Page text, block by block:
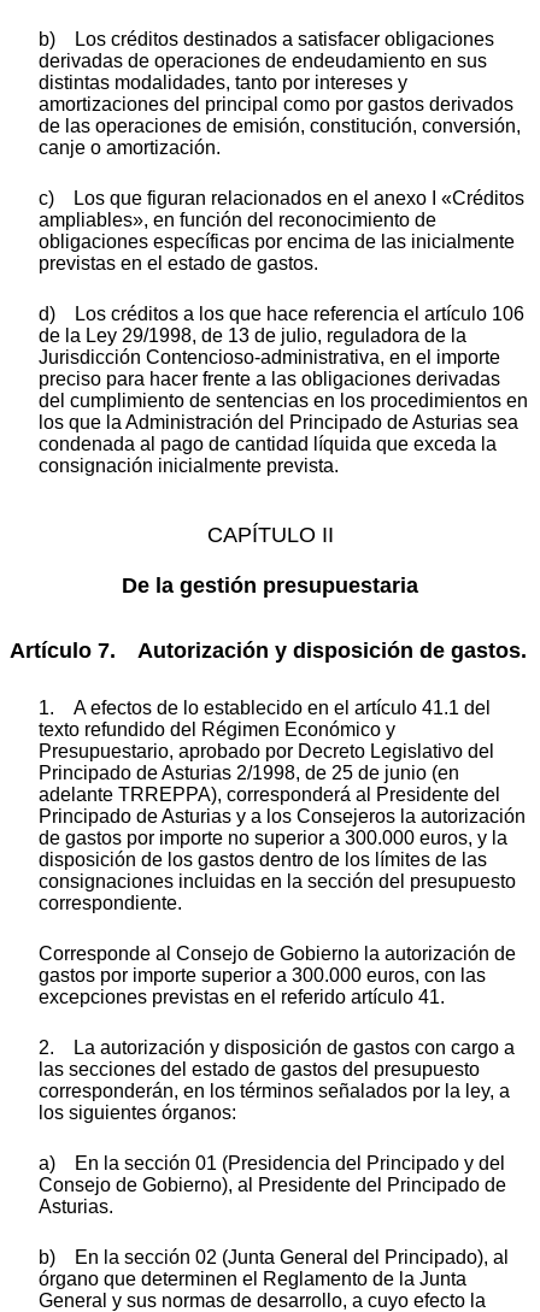
b) Los créditos destinados a satisfacer obligaciones
derivadas de operaciones de endeudamiento en sus
distintas modalidades, tanto por intereses y
amortizaciones del principal como por gastos derivados
de las operaciones de emisión, constitución, conversión,
canje o amortización.
c) Los que figuran relacionados en el anexo I «Créditos
ampliables», en función del reconocimiento de
obligaciones específicas por encima de las inicialmente
previstas en el estado de gastos.
d) Los créditos a los que hace referencia el artículo 106
de la Ley 29/1998, de 13 de julio, reguladora de la
Jurisdicción Contencioso-administrativa, en el importe
preciso para hacer frente a las obligaciones derivadas
del cumplimiento de sentencias en los procedimientos en
los que la Administración del Principado de Asturias sea
condenada al pago de cantidad líquida que exceda la
consignación inicialmente prevista.
CAPÍTULO II
De la gestión presupuestaria
Artículo 7. Autorización y disposición de gastos.
1. A efectos de lo establecido en el artículo 41.1 del
texto refundido del Régimen Económico y
Presupuestario, aprobado por Decreto Legislativo del
Principado de Asturias 2/1998, de 25 de junio (en
adelante TRREPPA), corresponderá al Presidente del
Principado de Asturias y a los Consejeros la autorización
de gastos por importe no superior a 300.000 euros, y la
disposición de los gastos dentro de los límites de las
consignaciones incluidas en la sección del presupuesto
correspondiente.
Corresponde al Consejo de Gobierno la autorización de
gastos por importe superior a 300.000 euros, con las
excepciones previstas en el referido artículo 41.
2. La autorización y disposición de gastos con cargo a
las secciones del estado de gastos del presupuesto
corresponderán, en los términos señalados por la ley, a
los siguientes órganos:
a) En la sección 01 (Presidencia del Principado y del
Consejo de Gobierno), al Presidente del Principado de
Asturias.
b) En la sección 02 (Junta General del Principado), al
órgano que determinen el Reglamento de la Junta
General y sus normas de desarrollo, a cuyo efecto la